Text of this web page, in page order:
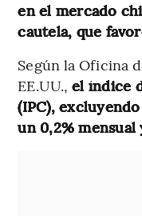
en el mercado
cautela, que
Según la Oficina
EE.UU.,el índice
(IPC),
un 0,2%